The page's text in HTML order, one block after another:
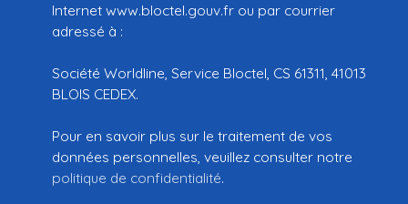
Internet www.bloctel.gouv.fr ou par courrier
adressé à :
Société Worldline, Service Bloctel, CS 61311, 41013
BLOIS CEDEX.
Pour en savoir plus sur le traitement de vos
données personnelles, veuillez consulter notre
politique de confidentialité.